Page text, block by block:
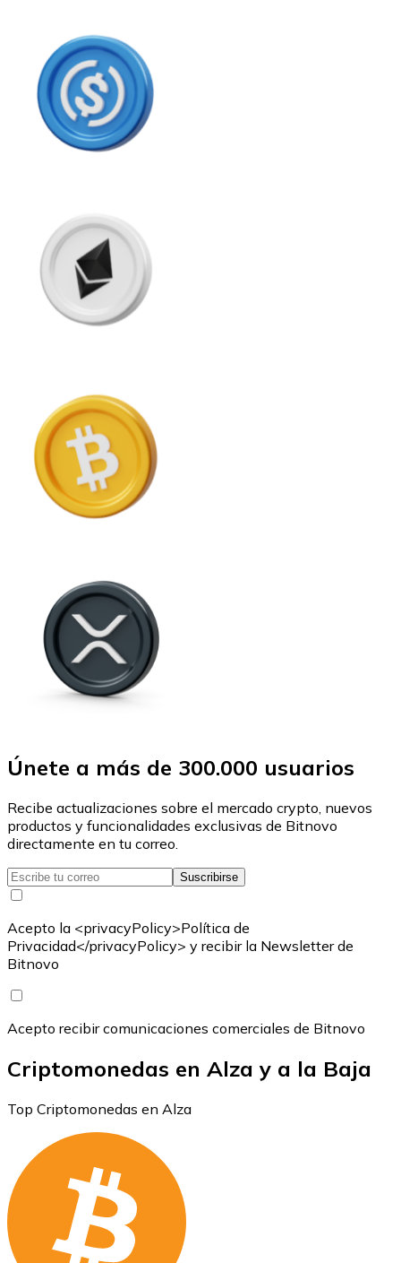
Únete a más de 300.000 usuarios
Recibe actualizaciones sobre el mercado crypto, nuevos
productos y funcionalidades exclusivas de Bitnovo
directamente en tu correo.
Suscribirse
Acepto la <privacyPolicy>Política de
Privacidad</privacyPolicy> y recibir la Newsletter de
Bitnovo
Acepto recibir comunicaciones comerciales de Bitnovo
Criptomonedas en Alza y a la Baja
Top Criptomonedas en Alza